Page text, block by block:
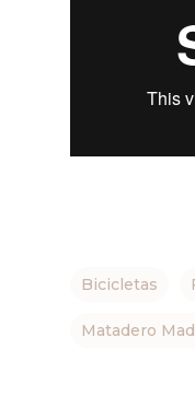
Bicicletas
Matadero